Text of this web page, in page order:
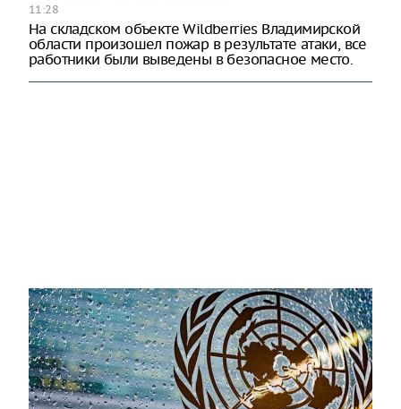
11:28
На складском объекте Wildberries Владимирской
области произошел пожар в результате атаки, все
работники были выведены в безопасное место.